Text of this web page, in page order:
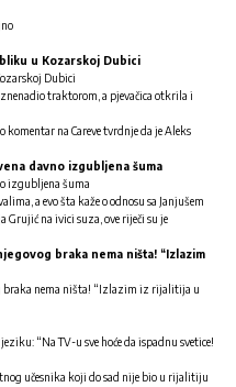
u Kozarskoj Dubici
Dubici
traktorom, a pjevačica otkrila i
komentar na Careve tvrdnje da je Aleks
davno izgubljena šuma
izgubljena šuma
a evo šta kaže o odnosu sa Janjušem
Grujić na ivici suza, ove riječi su je
braka nema ništa! “Izlazim
braka nema ništa! “Izlazim iz rijalitija u
“Na TV-u sve hoće da ispadnu svetice!
učesnika koji do sad nije bio u rijalitiju